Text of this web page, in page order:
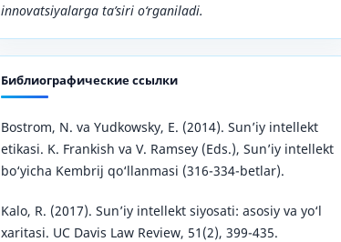
innovatsiyalarga ta’siri o‘rganiladi.
Библиографические ссылки
Bostrom, N. va Yudkowsky, E. (2014). Sun’iy intellekt
etikasi. K. Frankish va V. Ramsey (Eds.), Sun’iy intellekt
bo‘yicha Kembrij qo‘llanmasi (316-334-betlar).
Kalo, R. (2017). Sun’iy intellekt siyosati: asosiy va yo‘l
xaritasi. UC Davis Law Review, 51(2), 399-435.